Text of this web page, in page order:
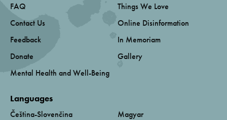
FAQ
Contact Us
Feedback
Donate
Mental Health and Well-Being
Things We Love
Online Disinformation
In Memoriam
Gallery
Languages
Čeština-Slovenčina
Magyar